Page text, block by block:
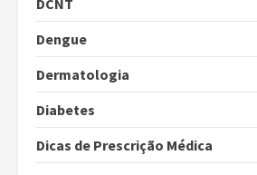
DCNT
Dengue
Dermatologia
Diabetes
Dicas de Prescrição Médica